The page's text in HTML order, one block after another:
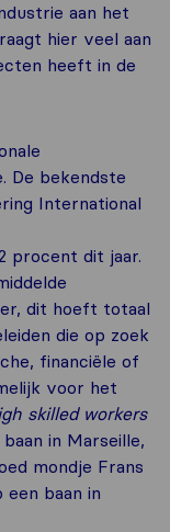
aan het
hier veel aan
heeft in de
De bekendste
International
procent dit jaar.
dit hoeft totaal
die op zoek
financiële of
voor het
skilled workers
in Marseille,
mondje Frans
baan in